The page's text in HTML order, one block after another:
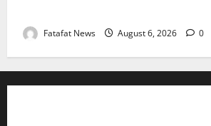
Fatafat News August 6, 2026 0